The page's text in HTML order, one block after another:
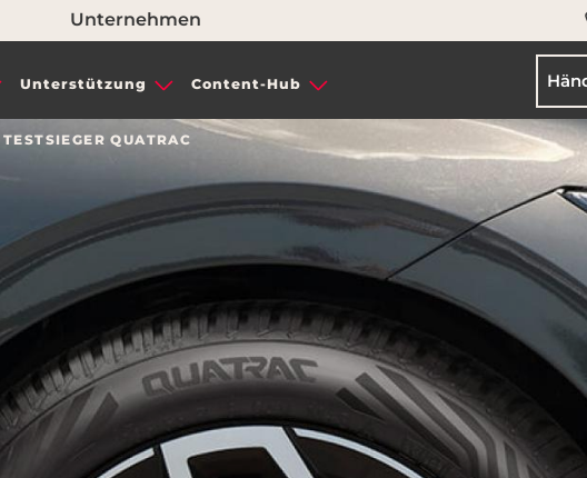
Unternehmen
Unterstützung Content-Hub
QUATRAC